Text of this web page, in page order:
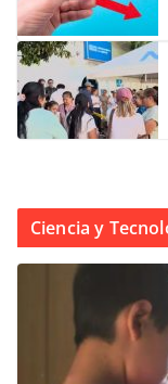
Ciencia y